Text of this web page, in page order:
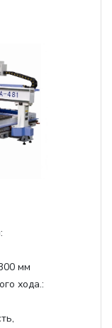
мм
хода.: